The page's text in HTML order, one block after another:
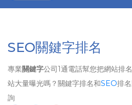
SEO關鍵字排名
專業關鍵字公司1通電話幫您把網站排
站大量曝光嗎？關鍵字排名和SEO排
詢